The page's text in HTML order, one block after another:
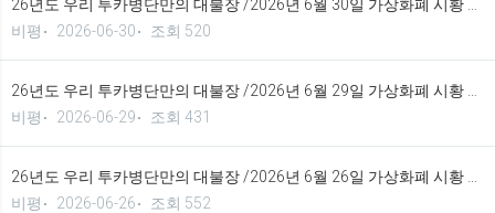
비평
2026-06-30 조회 520
비평
2026-06-29 조회 431
비평
2026-06-26 조회 552